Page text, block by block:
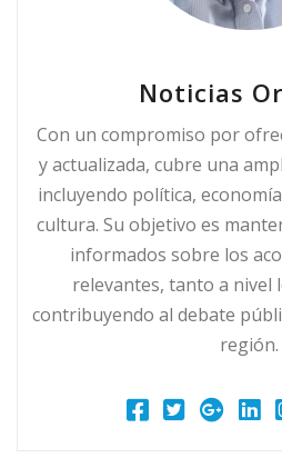
Noticias
Con un compromiso por
y actualizada, cubre una
incluyendo política,
cultura. Su objetivo es
informados sobre los
relevantes, tanto a nivel
contribuyendo al debate
región.